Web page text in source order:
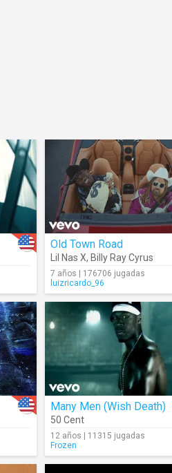
Old Town Road
Lil Nas X, Billy Ray Cyrus
7 años | 176706 jugadas
luizricardo_96
Many Men (Wish Death)
50 Cent
12 años | 11315 jugadas
Frozen